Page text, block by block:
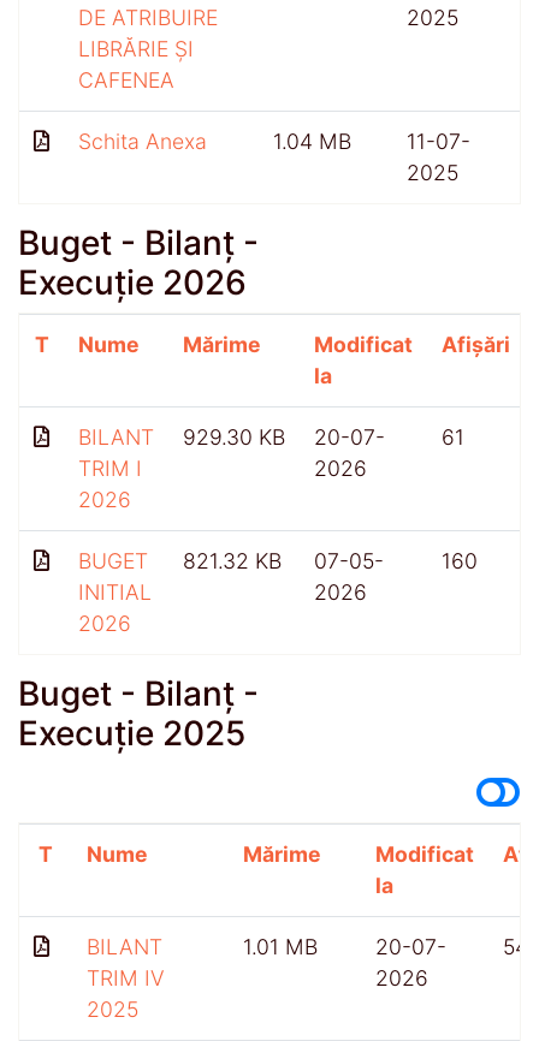
DE ATRIBUIRE
LIBRĂRIE ȘI
CAFENEA
2025
Schita Anexa 1.04 MB
11-07-
2025
Buget - Bilanț -
Execuție 2026
T Nume Mărime
Modificat
la
Afișări
BILANT
TRIM I
2026
929.30 KB
20-07-
2026
61
BUGET
INITIAL
2026
821.32 KB
07-05-
2026
160
Buget - Bilanț -
Execuție 2025
T Nume Mărime
Modificat
la
BILANT
TRIM IV
2025
1.01 MB
20-07-
2026
54